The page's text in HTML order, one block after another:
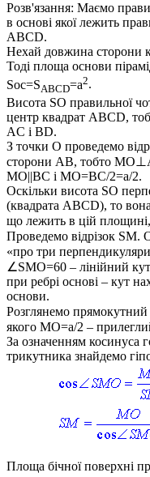
Розв'язання: Маємо
в основі якої лежить
ABCD.
Нехай довжина сторони
Тоді площа основи
Soc=SABCD=a2.
Висота SO правильної
центр квадрат ABCD,
AC і BD.
З точки O проведемо
сторони AB, тобто
MO||BC і MO=BC/2=a/2.
Оскільки висота SO
(квадрата ABCD), то
що лежить в цій
Проведемо відрізок SM.
«про три
∠SMO=60 – лінійний
при ребрі основі – кут
основи.
Розглянемо
якого MO=a/2 –
За означенням косинуса
трикутника знайдемо
Площа бічної поверхні